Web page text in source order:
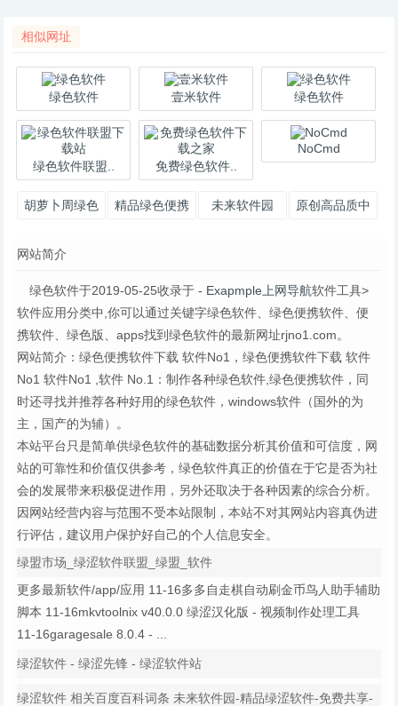
相似网址
绿色软件 壹米软件 绿色软件
绿色软件联盟.. 免费绿色软件..
NoCmd
胡萝卜周绿色
精品绿色便携
未来软件园
原创高品质中
网站简介
绿色软件于2019-05-25收录于 - Exapmple上网导航软件工具>
软件应用分类中,你可以通过关键字绿色软件、绿色便携软件、便
携软件、绿色版、apps找到绿色软件的最新网址rjno1.com。
网站简介：绿色便携软件下载 软件No1，绿色便携软件下载 软件
No1 软件No1 ,软件 No.1：制作各种绿色软件,绿色便携软件，同
时还寻找并推荐各种好用的绿色软件，windows软件（国外的为
主，国产的为辅）。
本站平台只是简单供绿色软件的基础数据分析其价值和可信度，网
站的可靠性和价值仅供参考，绿色软件真正的价值在于它是否为社
会的发展带来积极促进作用，另外还取决于各种因素的综合分析。
因网站经营内容与范围不受本站限制，本站不对其网站内容真伪进
行评估，建议用户保护好自己的个人信息安全。
绿盟市场_绿涩软件联盟_绿盟_软件
更多最新软件/app/应用 11-16多多自走棋自动刷金币鸟人助手辅助
脚本 11-16mkvtoolnix v40.0.0 绿涩汉化版 - 视频制作处理工具
11-16garagesale 8.0.4 - ...
绿涩软件 - 绿涩先锋 - 绿涩软件站
绿涩软件 相关百度百科词条 未来软件园-精品绿涩软件-免费共享-